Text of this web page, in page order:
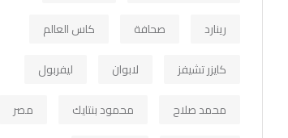
رينارد
صحافة
كاس العالم
كايزر تشيفز
لابوان
ليفربول
محمد صلاح
محمود بنتايك
مصر